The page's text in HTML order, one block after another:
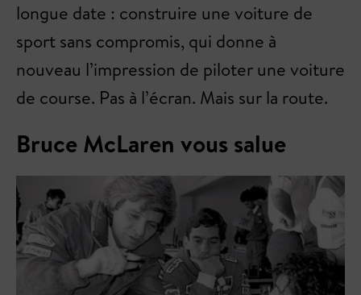
longue date : construire une voiture de
sport sans compromis, qui donne à
nouveau l’impression de piloter une voiture
de course. Pas à l’écran. Mais sur la route.
Bruce McLaren vous salue